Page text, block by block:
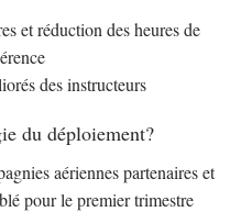
et réduction des heures de
des instructeurs
du déploiement?
aériennes partenaires et
pour le premier trimestre